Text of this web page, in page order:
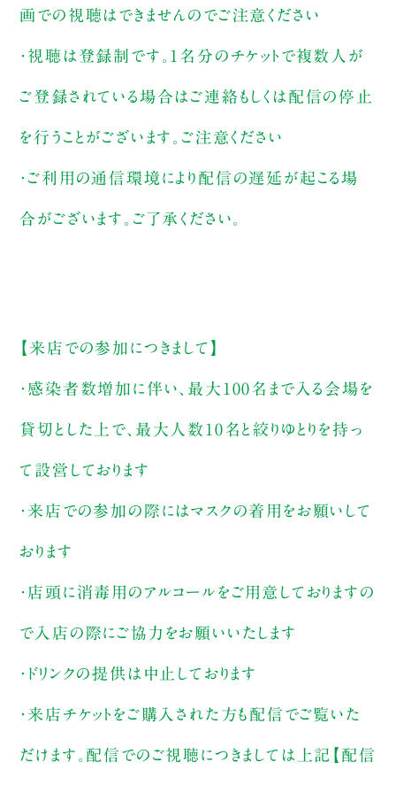
画での視聴はできませんのでご注意ください
・視聴は登録制です。1名分のチケットで複数人が
ご登録されている場合はご連絡もしくは配信の停止
を行うことがございます。ご注意ください
・ご利用の通信環境により配信の遅延が起こる場
合がございます。ご了承ください。
【来店での参加につきまして】
・感染者数増加に伴い、最大100名まで入る会場を
貸切とした上で、最大人数10名と絞りゆとりを持っ
て設営しております
・来店での参加の際にはマスクの着用をお願いして
おります
・店頭に消毒用のアルコールをご用意しておりますの
で入店の際にご協力をお願いいたします
・ドリンクの提供は中止しております
・来店チケットをご購入された方も配信でご覧いた
だけます。配信でのご視聴につきましては上記【配信